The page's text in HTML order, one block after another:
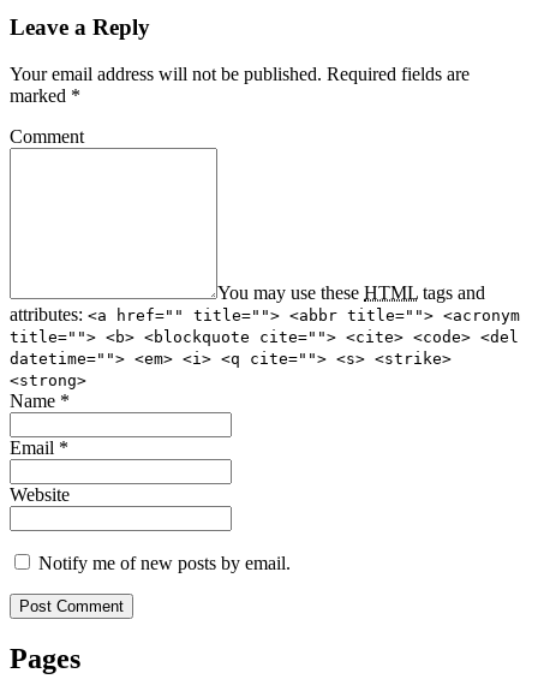
Leave a Reply
Your email address will not be published. Required fields are
marked *
Comment
You may use these HTML tags and
attributes: <a href="" title=""> <abbr title=""> <acronym
title=""> <b> <blockquote cite=""> <cite> <code> <del
datetime=""> <em> <i> <q cite=""> <s> <strike>
<strong>
Name *
Email *
Website
Notify me of new posts by email.
Pages